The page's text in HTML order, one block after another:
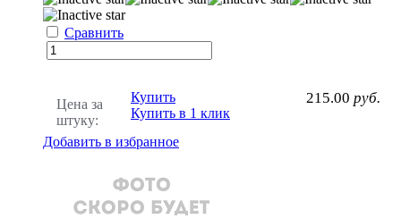
Сравнить
Цена за
штуку:
215.00 руб.
Купить
Купить в 1 клик
Добавить в избранное